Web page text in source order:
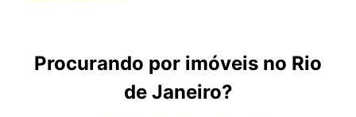
Procurando por imóveis no Rio
de Janeiro?